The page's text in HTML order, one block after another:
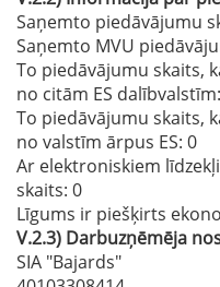
Saņemto piedāvājumu
Saņemto MVU
To piedāvājumu skaits,
no citām ES dalībvalstīm
To piedāvājumu skaits,
no valstīm ārpus ES: 0
Ar elektroniskiem
skaits: 0
Līgums ir piešķirts
V.2.3) Darbuzņēmēja
SIA "Bajards"